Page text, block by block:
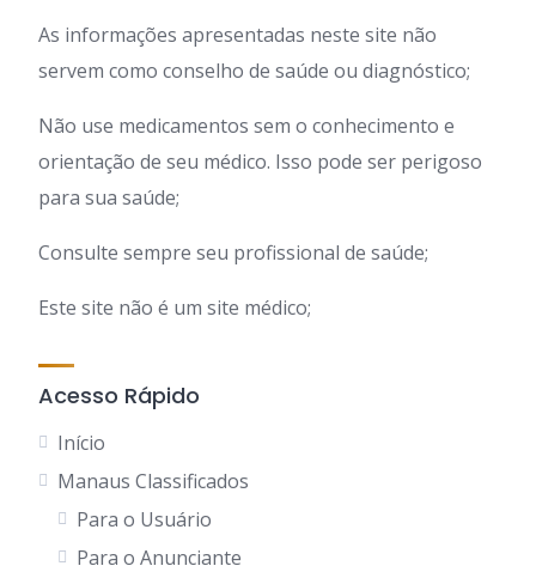
As informações apresentadas neste site não
servem como conselho de saúde ou diagnóstico;
Não use medicamentos sem o conhecimento e
orientação de seu médico. Isso pode ser perigoso
para sua saúde;
Consulte sempre seu profissional de saúde;
Este site não é um site médico;
Acesso Rápido
Início
Manaus Classificados
Para o Usuário
Para o Anunciante